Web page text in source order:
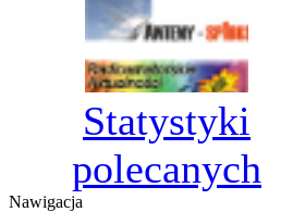
Statystyki
polecanych
Nawigacja